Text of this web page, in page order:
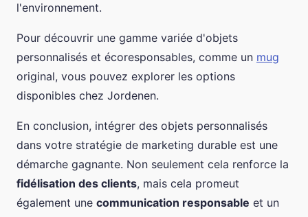
l'environnement.
Pour découvrir une gamme variée d'objets
personnalisés et écoresponsables, comme un mug
original, vous pouvez explorer les options
disponibles chez Jordenen.
En conclusion, intégrer des objets personnalisés
dans votre stratégie de marketing durable est une
démarche gagnante. Non seulement cela renforce la
fidélisation des clients, mais cela promeut
également une communication responsable et un